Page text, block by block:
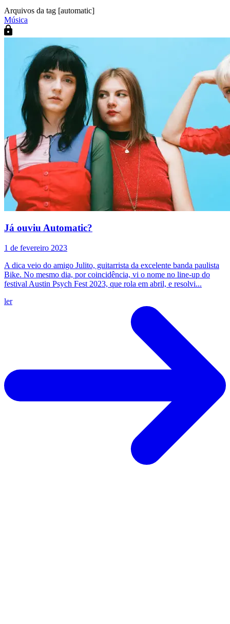
Arquivos da tag [automatic]
Música
Já ouviu Automatic?
1 de fevereiro 2023
A dica veio do amigo Julito, guitarrista da excelente banda paulista
Bike. No mesmo dia, por coincidência, vi o nome no line-up do
festival Austin Psych Fest 2023, que rola em abril, e resolvi...
ler